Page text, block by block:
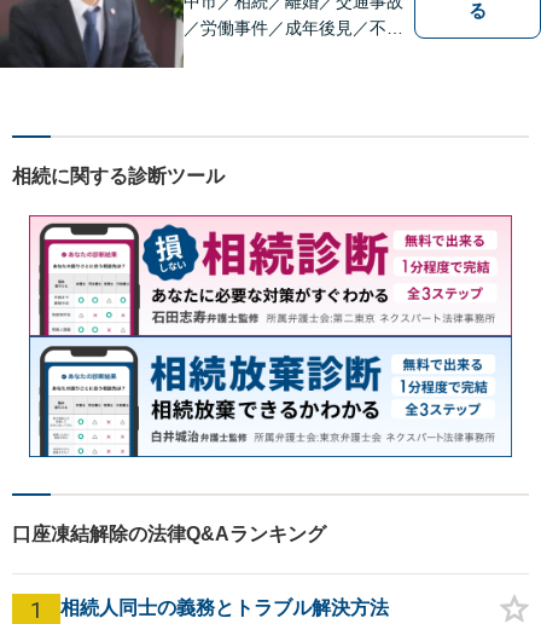
／労働事件／成年後見／不動
綜合法律事務所／T）０８４－
ー９８３－２３６１
る
相続に関する診断ツール
口座凍結解除の法律Q&Aランキング
1 相続人同士の義務とトラブル解決方法